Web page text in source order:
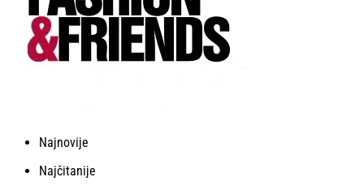
Najnovije
Najčitanije